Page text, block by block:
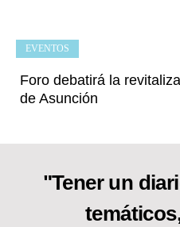
Foro debatirá la
de Asunción
EVENTOS
"Tener un